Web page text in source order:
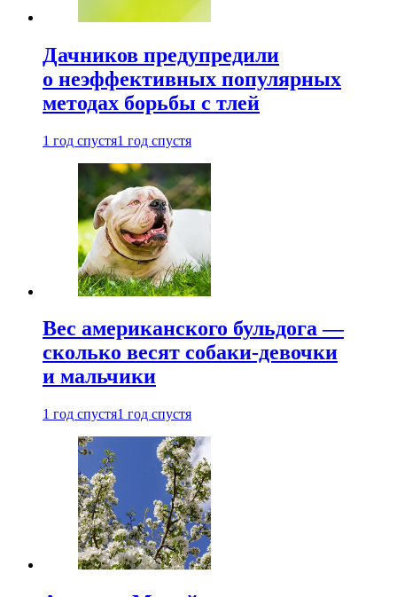
Дачников предупредили
о неэффективных популярных
методах борьбы с тлей
1 год спустя1 год спустя
Вес американского бульдога —
сколько весят собаки-девочки
и мальчики
1 год спустя1 год спустя